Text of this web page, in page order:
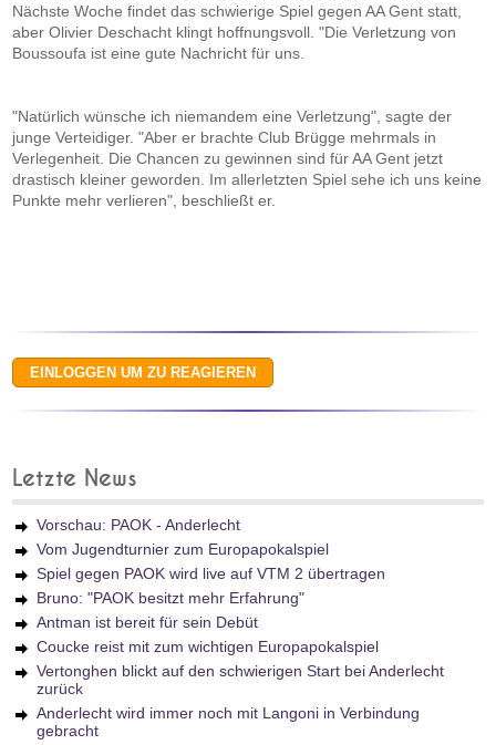
Nächste Woche findet das schwierige Spiel gegen AA Gent statt,
aber Olivier Deschacht klingt hoffnungsvoll. "Die Verletzung von
Boussoufa ist eine gute Nachricht für uns.
"Natürlich wünsche ich niemandem eine Verletzung", sagte der
junge Verteidiger. "Aber er brachte Club Brügge mehrmals in
Verlegenheit. Die Chancen zu gewinnen sind für AA Gent jetzt
drastisch kleiner geworden. Im allerletzten Spiel sehe ich uns keine
Punkte mehr verlieren", beschließt er.
Letzte News
Vorschau: PAOK - Anderlecht
Vom Jugendturnier zum Europapokalspiel
Spiel gegen PAOK wird live auf VTM 2 übertragen
Bruno: "PAOK besitzt mehr Erfahrung"
Antman ist bereit für sein Debüt
Coucke reist mit zum wichtigen Europapokalspiel
Vertonghen blickt auf den schwierigen Start bei Anderlecht
zurück
Anderlecht wird immer noch mit Langoni in Verbindung
gebracht